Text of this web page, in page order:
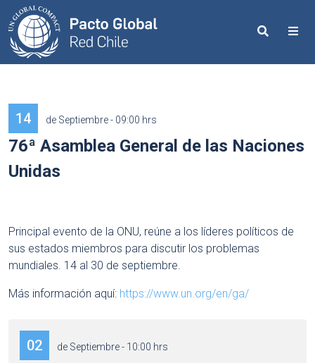
Search
14 de Septiembre - 09:00 hrs
76ª Asamblea General de las Naciones
Unidas
Principal evento de la ONU, reúne a los líderes políticos de
sus estados miembros para discutir los problemas
mundiales. 14 al 30 de septiembre.
Más información aquí: https://www.un.org/en/ga/
02 de Septiembre - 10:00 hrs